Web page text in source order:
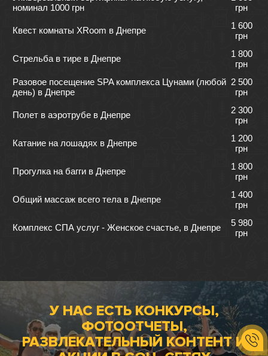
номинал 1000 грн
грн
Квест комнаты XRoom в Днепре
1 600
грн
Стрельба в тире в Днепре
1 800
грн
Разовое посещение SPA комплекса Цунами (любой
день) в Днепре
2 500
грн
Полет в аэротрубе в Днепре
2 300
грн
Катание на лошадях в Днепре
1 200
грн
Прогулка на багги в Днепре
1 800
грн
Общий массаж всего тела в Днепре
1 400
грн
Комплекс СПА услуг - Женское счастье, в Днепре
5 980
грн
У НАС ЕСТЬ КОНКУРСЫ,
ФОТООТЧЕТЫ,
РАЗВЛЕКАТЕЛЬНЫЙ КОНТЕНТ И